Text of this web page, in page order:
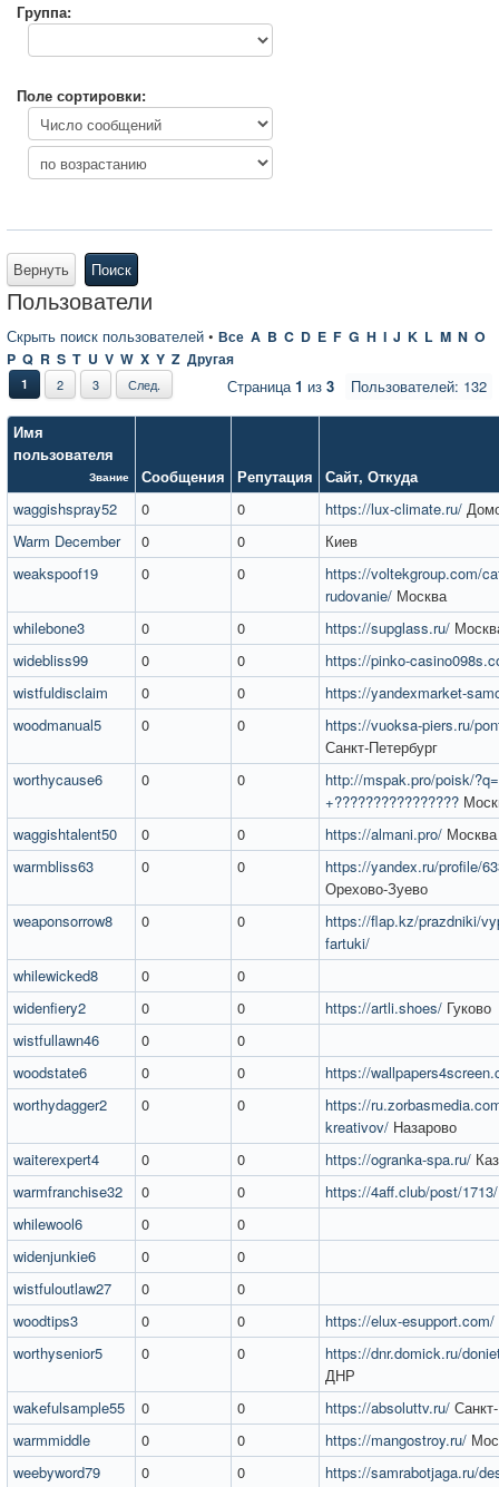
Группа:
Поле сортировки:
Вернуть Поиск
Пользователи
Скрыть поиск пользователей • Все A B C D E F G H I J K L M N O
P Q R S T U V W X Y Z Другая
Пользователей: 132
1 2 3 След. Страница1 из 3
Имя
пользователя
Звание Сообщения Репутация Сайт, Откуда
waggishspray52
0 0 https://lux-climate.ru/
Warm December
0 0
Киев
weakspoof19
0 0
https://voltekgroup.com/
rudovanie/ Москва
whilebone3
0 0 https://supglass.ru/
widebliss99
0 0
https://pinko-
wistfuldisclaim
0 0
https://yandexmarket-
woodmanual5
0 0
https://vuoksa-piers.ru/
Санкт-Петербург
worthycause6
0 0
http://mspak.pro/poisk/
+????????????????
waggishtalent50
0 0 https://almani.pro/ Москва
warmbliss63
0 0
https://yandex.ru/profile/
Орехово-Зуево
weaponsorrow8
0 0
https://flap.kz/prazdniki/
fartuki/
whilewicked8
0
0
widenfiery2
0 0 https://artli.shoes/ Гуково
wistfullawn46
0
0
woodstate6
0 0
https://
worthydagger2
0 0
https://
kreativov/ Назарово
waiterexpert4
0 0 https://ogranka-spa.ru/
warmfranchise32
0 0
https://4aff.club/post/1713/
whilewool6
0
0
widenjunkie6
0
0
wistfuloutlaw27
0
0
woodtips3
0 0 https://elux-esupport.com/
worthysenior5
0 0
https://dnr.domick.ru/
ДНР
wakefulsample55
0 0 https://absoluttv.ru/
warmmiddle
0 0 https://mangostroy.ru/
weebyword79
0 0
https://samrabotjaga.ru/